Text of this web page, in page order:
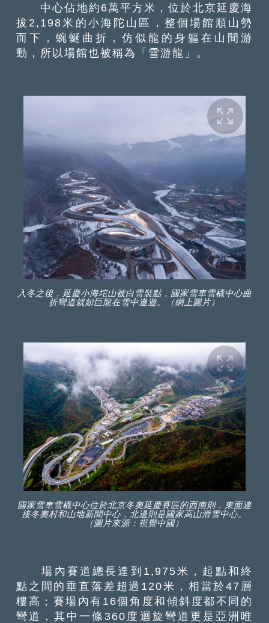
中心佔地約6萬平方米，位於北京延慶海
拔2,198米的小海陀山區，整個場館順山勢
而下，蜿蜒曲折，仿似龍的身軀在山間游
動，所以場館也被稱為「雪游龍」。
入冬之後，延慶小海坨山被白雪裝點，國家雪車雪橇中心曲
折彎道就如巨龍在雪中遨遊。（網上圖片）
國家雪車雪橇中心位於北京冬奧延慶賽區的西南則，東面連
接冬奧村和山地新聞中心，北邊則是國家高山滑雪中心。
（圖片來源：視覺中國）
場內賽道總長達到1,975米，起點和終
點之間的垂直落差超過120米，相當於47層
樓高；賽場內有16個角度和傾斜度都不同的
彎道，其中一條360度迴旋彎道更是亞洲唯